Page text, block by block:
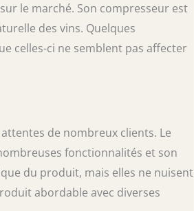
le marché. Son compresseur est
des vins. Quelques
celles-ci ne semblent pas affecter
de nombreux clients. Le
fonctionnalités et son
du produit, mais elles ne nuisent
abordable avec diverses